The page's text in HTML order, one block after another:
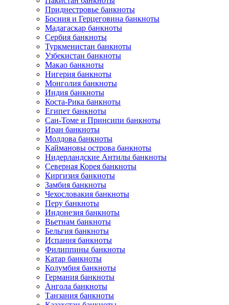
Приднестровье банкноты
Босния и Герцеговина банкноты
Мадагаскар банкноты
Сербия банкноты
Туркменистан банкноты
Узбекистан банкноты
Макао банкноты
Нигерия банкноты
Монголия банкноты
Индия банкноты
Коста-Рика банкноты
Египет банкноты
Сан-Томе и Принсипи банкноты
Иран банкноты
Молдова банкноты
Каймановы острова банкноты
Нидерландские Антилы банкноты
Северная Корея банкноты
Киргизия банкноты
Замбия банкноты
Чехословакия банкноты
Перу банкноты
Индонезия банкноты
Вьетнам банкноты
Бельгия банкноты
Испания банкноты
Филиппины банкноты
Катар банкноты
Колумбия банкноты
Германия банкноты
Ангола банкноты
Танзания банкноты